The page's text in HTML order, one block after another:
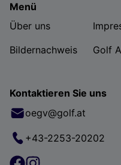
Menü
Über uns
Bildernachweis
Golf
Kontaktieren Sie uns
oegv@golf.at
+43-2253-20202